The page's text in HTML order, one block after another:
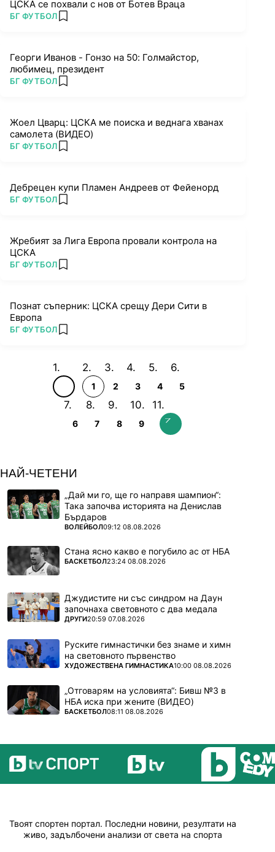
ЦСКА се похвали с нов от Ботев Враца
ПОВЕЧЕ ОТ
БГ ФУТБОЛ add favorites
Георги Иванов - Гонзо на 50: Голмайстор,
любимец, президент
ПОВЕЧЕ ОТ
БГ ФУТБОЛ add favorites
Жоел Цварц: ЦСКА ме поиска и веднага хванах
самолета (ВИДЕО)
ПОВЕЧЕ ОТ
БГ ФУТБОЛ add favorites
Дебрецен купи Пламен Андреев от Фейенорд
ПОВЕЧЕ ОТ
БГ ФУТБОЛ add favorites
Жребият за Лига Европа провали контрола на
ЦСКА
ПОВЕЧЕ ОТ
БГ ФУТБОЛ add favorites
Познат съперник: ЦСКА срещу Дери Сити в
Европа
ПОВЕЧЕ ОТ
БГ ФУТБОЛ add favorites
1 2 3 4 5
6 7 8 9
НАЙ-ЧЕТЕНИ
„Дай ми го, ще го направя шампион“:
Така започва историята на Денислав
Бърдаров
ПОВЕЧЕ ОТ
ВОЛЕЙБОЛ09:12 08.08.2026
Стана ясно какво е погубило ас от НБА
ПОВЕЧЕ ОТ
БАСКЕТБОЛ23:24 08.08.2026
Джудистите ни със синдром на Даун
започнаха световното с два медала
ПОВЕЧЕ ОТ
ДРУГИ20:59 07.08.2026
Руските гимнастички без знаме и химн
на световното първенство
ПОВЕЧЕ ОТ
ХУДОЖЕСТВЕНА ГИМНАСТИКА10:00 08.08.2026
„Отговарям на условията“: Бивш №3 в
НБА иска при жените (ВИДЕО)
ПОВЕЧЕ ОТ
БАСКЕТБОЛ08:11 08.08.2026
Твоят спортен портал. Последни новини, резултати на
живо, задълбочени анализи от света на спорта